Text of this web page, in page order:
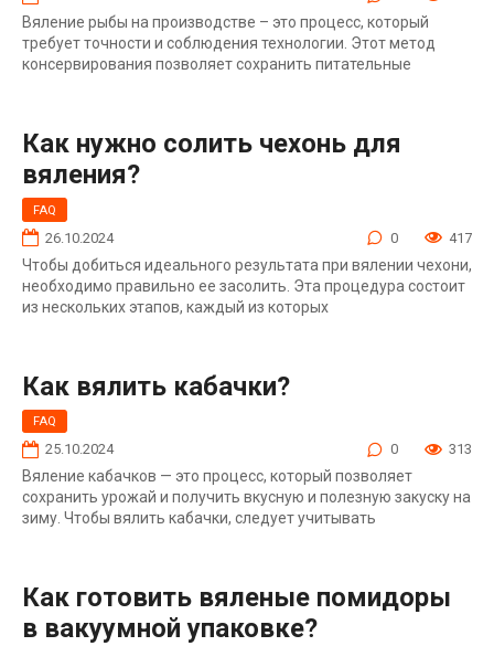
Вяление рыбы на производстве – это процесс, который
требует точности и соблюдения технологии. Этот метод
консервирования позволяет сохранить питательные
Как нужно солить чехонь для
вяления?
FAQ
26.10.2024 0 417
Чтобы добиться идеального результата при вялении чехони,
необходимо правильно ее засолить. Эта процедура состоит
из нескольких этапов, каждый из которых
Как вялить кабачки?
FAQ
25.10.2024 0 313
Вяление кабачков — это процесс, который позволяет
сохранить урожай и получить вкусную и полезную закуску на
зиму. Чтобы вялить кабачки, следует учитывать
Как готовить вяленые помидоры
в вакуумной упаковке?